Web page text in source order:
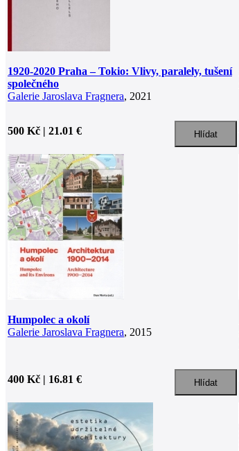
1920-2020 Praha – Tokio: Vlivy, paralely, tušení
společného
Galerie Jaroslava Fragnera, 2021
500 Kč | 21.01 €
Humpolec a okolí
Galerie Jaroslava Fragnera, 2015
400 Kč | 16.81 €